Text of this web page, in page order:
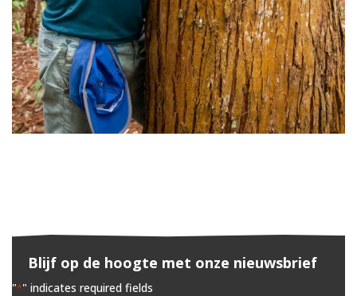
Blijf op de hoogte met onze nieuwsbrief
"*" indicates required fields